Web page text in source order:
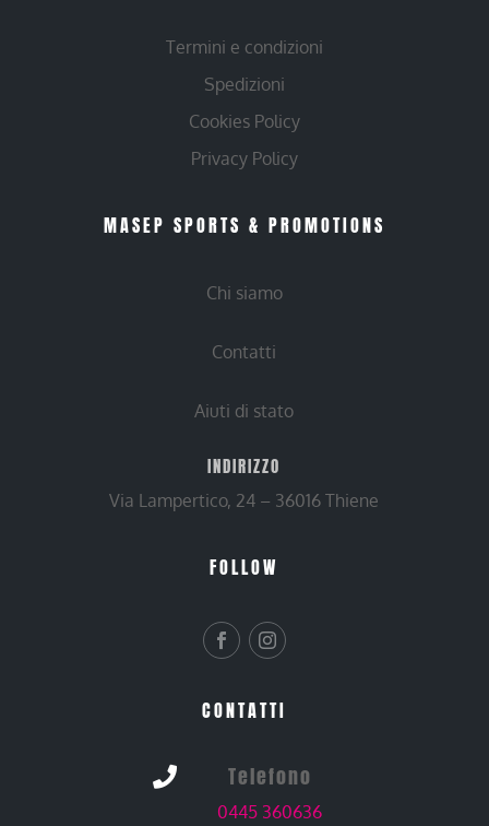
Termini e condizioni
Spedizioni
Cookies Policy
Privacy Policy
MASEP SPORTS & PROMOTIONS
Chi siamo
Contatti
Aiuti di stato
INDIRIZZO
Via Lampertico, 24 – 36016 Thiene
FOLLOW
CONTATTI
 Telefono
0445 360636